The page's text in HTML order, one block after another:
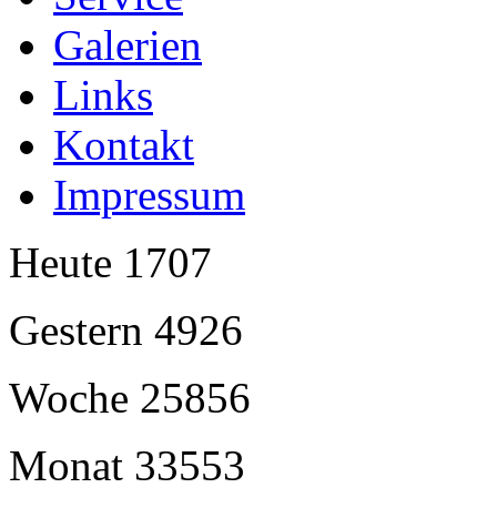
Galerien
Links
Kontakt
Impressum
Heute 1707
Gestern 4926
Woche 25856
Monat 33553